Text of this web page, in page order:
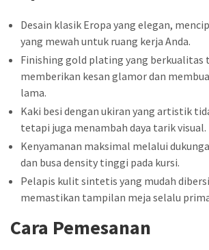
Desain klasik Eropa yang elegan,
yang mewah untuk ruang kerja Anda.
Finishing gold plating yang berkualitas
memberikan kesan glamor dan
lama.
Kaki besi dengan ukiran yang artistik
tetapi juga menambah daya tarik visual.
Kenyamanan maksimal melalui
dan busa density tinggi pada kursi.
Pelapis kulit sintetis yang mudah
memastikan tampilan meja selalu
Cara Pemesanan